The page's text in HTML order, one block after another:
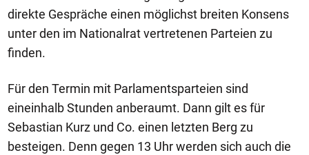
direkte Gespräche einen möglichst breiten Konsens
unter den im Nationalrat vertretenen Parteien zu
finden.
Für den Termin mit Parlamentsparteien sind
eineinhalb Stunden anberaumt. Dann gilt es für
Sebastian Kurz und Co. einen letzten Berg zu
besteigen. Denn gegen 13 Uhr werden sich auch die